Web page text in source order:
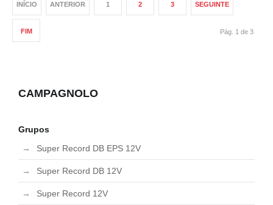
INÍCIO ANTERIOR 1 2 3 SEGUINTE
FIM Pág. 1 de 3
CAMPAGNOLO
Grupos
Super Record DB EPS 12V
Super Record DB 12V
Super Record 12V